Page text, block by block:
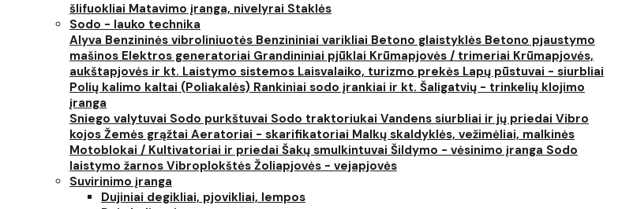
šlifuokliai Matavimo įranga, nivelyrai Staklės
Sodo - lauko technika
Alyva Benzininės vibroliniuotės Benzininiai varikliai Betono glaistyklės Betono pjaustymo
mašinos Elektros generatoriai Grandininiai pjūklai Krūmapjovės / trimeriai Krūmapjovės,
aukštapjovės ir kt. Laistymo sistemos Laisvalaiko, turizmo prekės Lapų pūstuvai - siurbliai
Polių kalimo kaltai (Poliakalės) Rankiniai sodo įrankiai ir kt. Šaligatvių - trinkelių klojimo
įranga
Sniego valytuvai Sodo purkštuvai Sodo traktoriukai Vandens siurbliai ir jų priedai Vibro
kojos Žemės grąžtai Aeratoriai - skarifikatoriai Malkų skaldyklės, vežimėliai, malkinės
Motoblokai / Kultivatoriai ir priedai Šakų smulkintuvai Šildymo - vėsinimo įranga Sodo
laistymo žarnos Vibroplokštės Žoliapjovės - vejapjovės
Suvirinimo įranga
Dujiniai degikliai, pjovikliai, lempos